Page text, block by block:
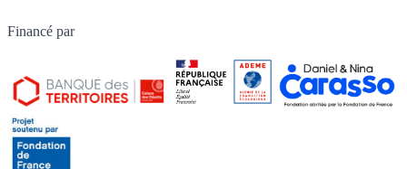
Financé par